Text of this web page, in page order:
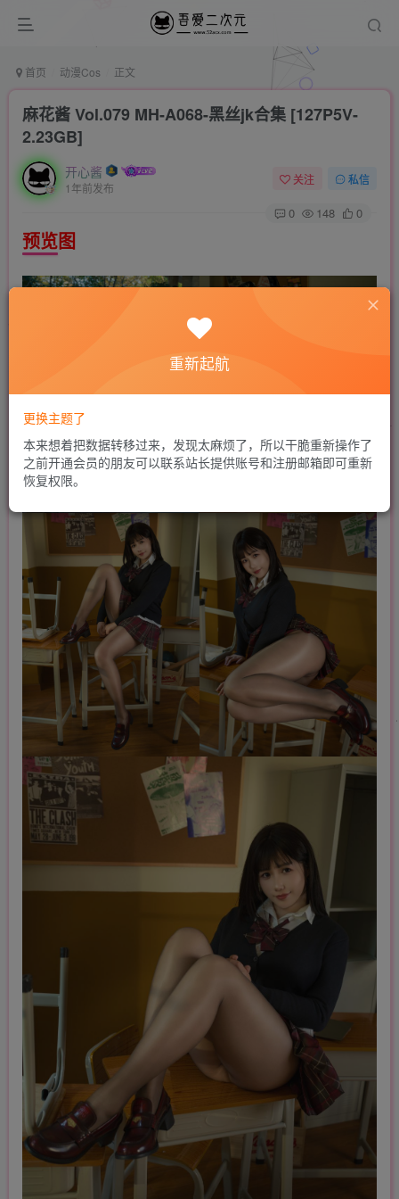
首页 动漫Cos 正文
麻花酱 Vol.079 MH-A068-黑丝jk合集 [127P5V-
2.23GB]
开心酱
1年前发布
关注 私信
0 148 0
预览图
重新起航
更换主题了
本来想着把数据转移过来，发现太麻烦了，所以干脆重新操作了
之前开通会员的朋友可以联系站长提供账号和注册邮箱即可重新
恢复权限。